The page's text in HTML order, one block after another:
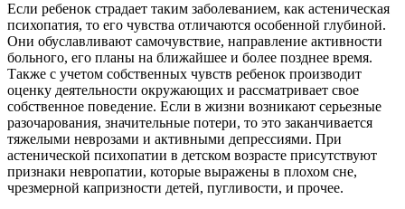
Если ребенок страдает таким заболеванием, как астеническая
психопатия, то его чувства отличаются особенной глубиной.
Они обуславливают самочувствие, направление активности
больного, его планы на ближайшее и более позднее время.
Также с учетом собственных чувств ребенок производит
оценку деятельности окружающих и рассматривает свое
собственное поведение. Если в жизни возникают серьезные
разочарования, значительные потери, то это заканчивается
тяжелыми неврозами и активными депрессиями. При
астенической психопатии в детском возрасте присутствуют
признаки невропатии, которые выражены в плохом сне,
чрезмерной капризности детей, пугливости, и прочее.